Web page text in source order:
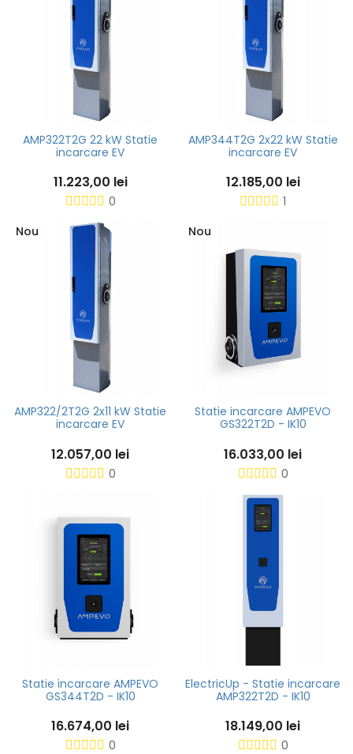
AMP322T2G 22 kW Statie
incarcare EV
11.223,00 lei
0
AMP344T2G 2x22 kW Statie
incarcare EV
12.185,00 lei
1
Nou
AMP322/2T2G 2x11 kW Statie
incarcare EV
12.057,00 lei
0
Nou
Statie incarcare AMPEVO
GS322T2D - IK10
16.033,00 lei
0
Statie incarcare AMPEVO
GS344T2D - IK10
16.674,00 lei
0
ElectricUp - Statie incarcare
AMP322T2D - IK10
18.149,00 lei
0